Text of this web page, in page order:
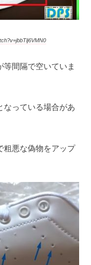
等間隔で空いていま
なっている場合があ
粗悪な偽物をアップ